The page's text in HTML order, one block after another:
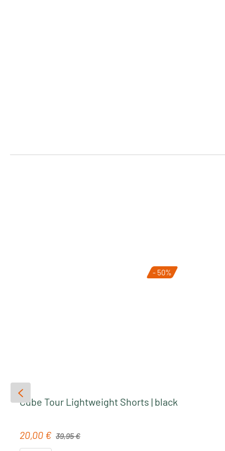
- 50%
Cube Tour Lightweight Shorts | black
Verkaufspreis:
20,00 € 39,95 €